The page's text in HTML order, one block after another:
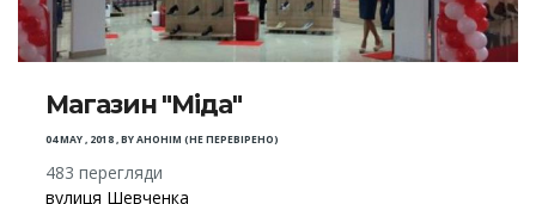
Магазин "Міда"
04 MAY , 2018,BYАНОНІМ (НЕ ПЕРЕВІРЕНО)
483 перегляди
вулиця Шевченка